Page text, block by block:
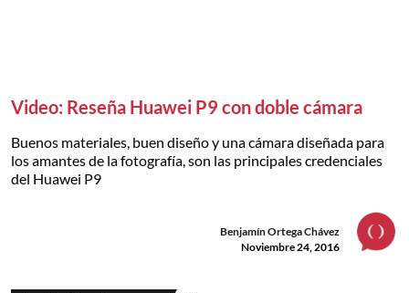
Video: Reseña Huawei P9 con doble cámara
Buenos materiales, buen diseño y una cámara diseñada para
los amantes de la fotografía, son las principales credenciales
del Huawei P9
Benjamín Ortega Chávez
Noviembre 24, 2016